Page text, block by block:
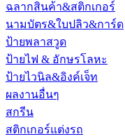
ฉลากสินค้า&สติกเกอร์
นามบัตร&ใบปลิว&การ์ด
ป้ายพลาสวูด
ป้ายไฟ & อักษรโลหะ
ป้ายไวนิล&อิงค์เจ็ท
ผลงานอื่นๆ
สกรีน
สติกเกอร์แต่งรถ